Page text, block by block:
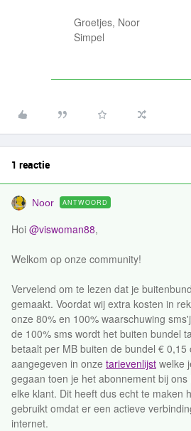
Groetjes, Noor
Simpel
1 reactie
Noor ANTWOORD
Hoi @viswoman88,
Welkom op onze community!
Vervelend om te lezen dat je
gemaakt. Voordat wij extra kosten in
onze 80% en 100% waarschuwing
de 100% sms wordt het buiten bundel
betaalt per MB buiten de bundel € 0,15
aangegeven in onze tarievenlijst welke
gegaan toen je het abonnement bij
elke klant. Dit heeft dus echt te maken
gebruikt omdat er een actieve
internet.